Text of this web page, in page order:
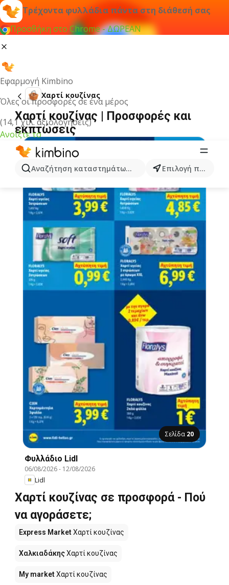
Τρέχοντα φυλλάδια πάντα στη διάθεσή σας
Προσθήκη στο Chrome - ΔΩΡΕΑΝ
Εφαρμογή Kimbino
Όλες οι προσφορές σε ένα μέρος
(14,1 χιλ. αξιολογήσεις)
Ανοίξτε το
Αναζήτηση καταστημάτων, κατηγοριών, προϊόντων...
Επιλογή πόλης
Χαρτί κουζίνας
Χαρτί κουζίνας | Προσφορές και
εκπτώσεις
Σελίδα 20
Φυλλάδιο Lidl
06/08/2026- 12/08/2026
Lidl
Χαρτί κουζίνας σε προσφορά - Πού
να αγοράσετε;
Express MarketΧαρτί κουζίνας
ΧαλκιαδάκηςΧαρτί κουζίνας
My marketΧαρτί κουζίνας